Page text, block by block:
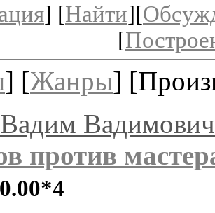
] [Найти][
[
] [Жанры]
Вадимович
против